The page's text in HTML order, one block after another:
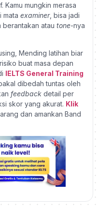
mungkin merasa
mata examiner, bisa jadi
berantakan atau tone-nya
Mending latihan biar
buat masa depan
IELTS General Training
dibedah tuntas oleh
feedback detail per
skor yang akurat. Klik
dan amankan Band